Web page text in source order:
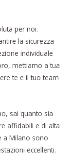
per noi.
la sicurezza
individuale
mettiamo a tua
te e il tuo team
sai quanto sia
affidabili e di alta
a Milano sono
eccellenti.